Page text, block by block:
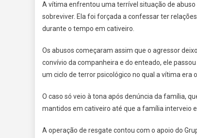
A vítima enfrentou uma terrível situação de
sobreviver. Ela foi forçada a confessar ter
durante o tempo em cativeiro.
Os abusos começaram assim que o agressor
convívio da companheira e do enteado, ele
um ciclo de terror psicológico no qual a vítima era
O caso só veio à tona após denúncia da família,
mantidos em cativeiro até que a família interveio
A operação de resgate contou com o apoio do